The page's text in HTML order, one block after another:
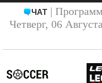
ЧАТ|
Четверг, 06